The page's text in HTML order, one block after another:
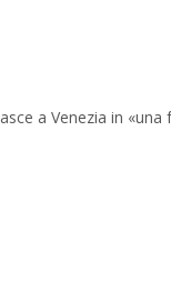
asce a Venezia in